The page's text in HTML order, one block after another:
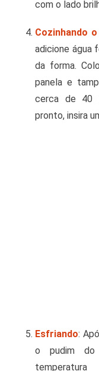
com o lado
Cozinhando
adicione água
da forma.
panela e
cerca de 40
pronto, insira
Esfriando:
o pudim